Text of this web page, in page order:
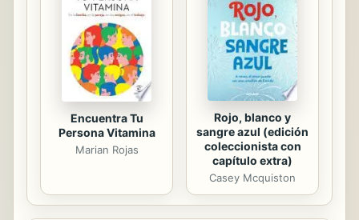
Encuentra Tu
Persona Vitamina
Marian Rojas
Rojo, blanco y
sangre azul (edición
coleccionista con
capítulo extra)
Casey Mcquiston